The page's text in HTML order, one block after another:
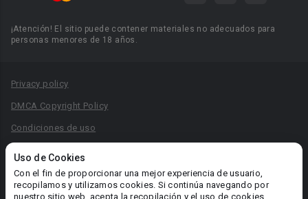
Uso de Cookies
Con el fin de proporcionar una mejor experiencia de usuario,
recopilamos y utilizamos cookies. Si continúa navegando por
nuestro sitio web, acepta la recopilación y el uso de cookies.
¡Atención! El sitio puede contener materiales no adecuados para
personas menores de 18 años.
Privacy policy
DMCA Copyright Policy
Condiciones de uso
Reglas para la publicación de libros
Área RR.PP.: pr@booknet.com